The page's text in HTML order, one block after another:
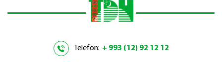
Telefon: + 993 (12) 92 12 12